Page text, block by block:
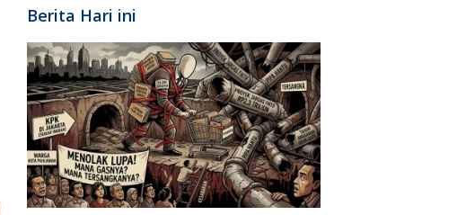
Berita Hari ini